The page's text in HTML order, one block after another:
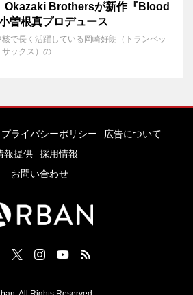
Okazaki Brothersが新作『Blood
曽根真プロデュース
で長く活躍している岡崎好朗（トランペッ
ックス）の･･･
プライバシーポリシー
広告について
報提供
採用情報
お問い合わせ